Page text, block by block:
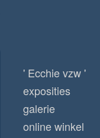
' Ecchie vzw '
exposities
galerie
online winkel